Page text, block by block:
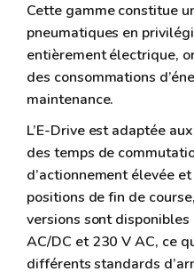
Cette gamme constitue
pneumatiques en
entièrement électrique,
des consommations
maintenance.
L’E-Drive est adaptée
des temps de
d’actionnement élevée
positions de fin de
versions sont
AC/DC et 230 V AC, ce
différents standards